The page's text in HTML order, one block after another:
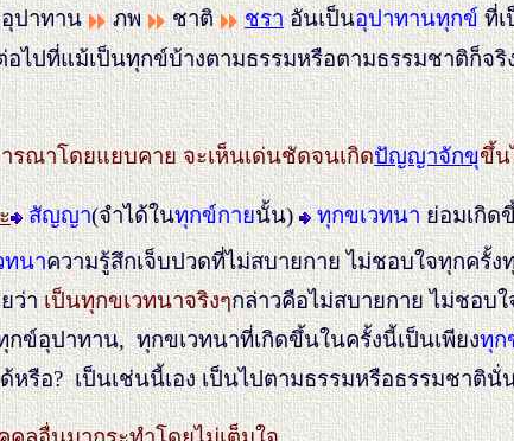
ปาทาน ภพ ชาติ ชราอันเป็นอุปาทานทุกข์ที่
ที่แม้เป็นทุกข์บ้างตามธรรมหรือตามธรรมชาติก็จริง
รณาโดยแยบคาย จะเห็นเด่นชัดจนเกิดปัญญาจักขขึ้น
สัญญา(จำได้ในทุกข์กายนั้น) ทุกขเวทนาย่อมเกิด
ทนาความรู้สึกเจ็บปวดที่ไม่สบายกาย ไม่ชอบใจทุกครั้
ว่าเป็นทุกขเวทนาจริงๆกล่าวคือไม่สบายกาย ไม่ชอบ
ข์อุปาทาน, ทุกขเวทนาที่เกิดขึ้นในครั้งนี้เป็นเพียงทุก
อ? เป็นเช่นนี้เอง เป็นไปตามธรรมหรือธรรมชาตินั่น